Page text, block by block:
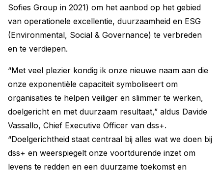
Sofies Group in 2021) om het aanbod op het gebied
van operationele excellentie, duurzaamheid en ESG
(Environmental, Social & Governance) te verbreden
en te verdiepen.
“Met veel plezier kondig ik onze nieuwe naam aan die
onze exponentiële capaciteit symboliseert om
organisaties te helpen veiliger en slimmer te werken,
doelgericht en met duurzaam resultaat,” aldus Davide
Vassallo, Chief Executive Officer van dss+.
“Doelgerichtheid staat centraal bij alles wat we doen bij
dss+ en weerspiegelt onze voortdurende inzet om
levens te redden en een duurzame toekomst en